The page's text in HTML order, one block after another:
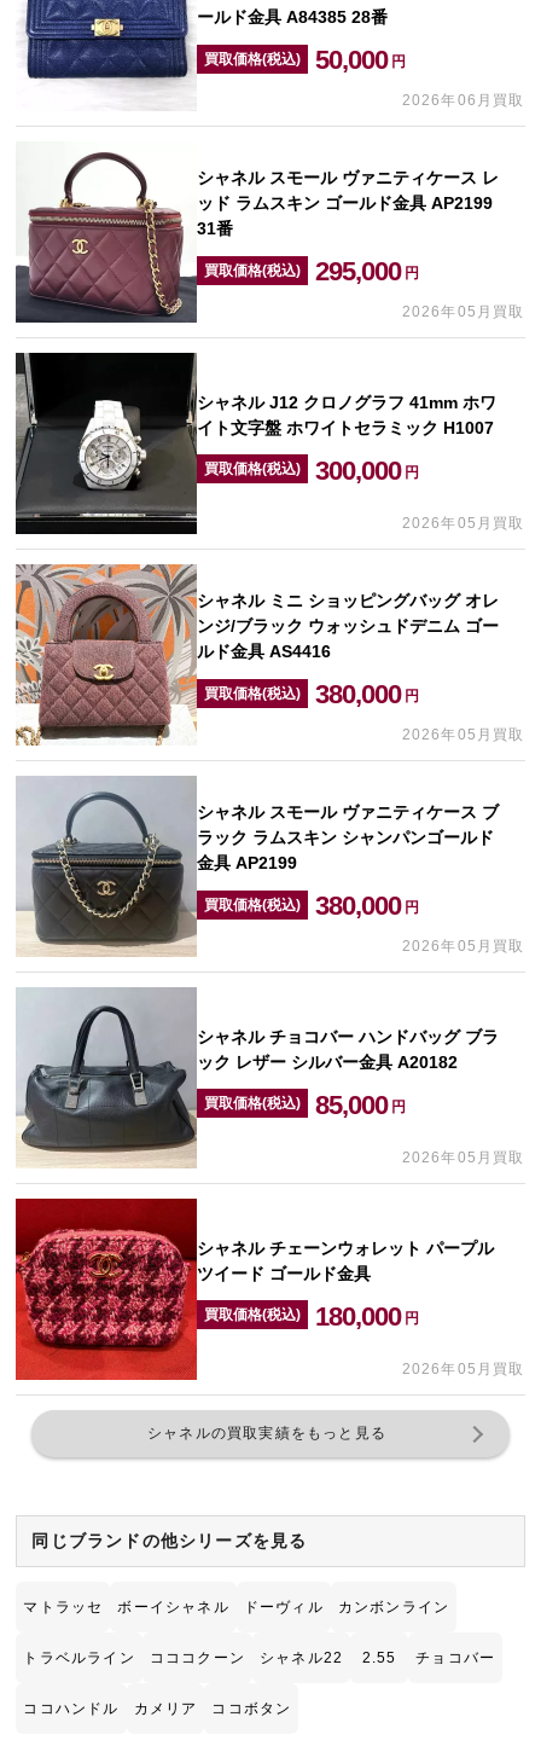
ールド金具 A84385 28番
買取価格(税込) 50,000 円
2026年06月買取
シャネル スモール ヴァニティケース レ
ッド ラムスキン ゴールド金具 AP2199
31番
買取価格(税込) 295,000 円
2026年05月買取
シャネル J12 クロノグラフ 41mm ホワ
イト文字盤 ホワイトセラミック H1007
買取価格(税込) 300,000 円
2026年05月買取
シャネル ミニ ショッピングバッグ オレ
ンジ/ブラック ウォッシュドデニム ゴー
ルド金具 AS4416
買取価格(税込) 380,000 円
2026年05月買取
シャネル スモール ヴァニティケース ブ
ラック ラムスキン シャンパンゴールド
金具 AP2199
買取価格(税込) 380,000 円
2026年05月買取
シャネル チョコバー ハンドバッグ ブラ
ック レザー シルバー金具 A20182
買取価格(税込) 85,000 円
2026年05月買取
シャネル チェーンウォレット パープル
ツイード ゴールド金具
買取価格(税込) 180,000 円
2026年05月買取
シャネルの買取実績をもっと見る
同じブランドの他シリーズを見る
マトラッセ ボーイシャネル ドーヴィル カンボンライン
トラベルライン コココクーン シャネル22 2.55 チョコバー
ココハンドル カメリア ココボタン